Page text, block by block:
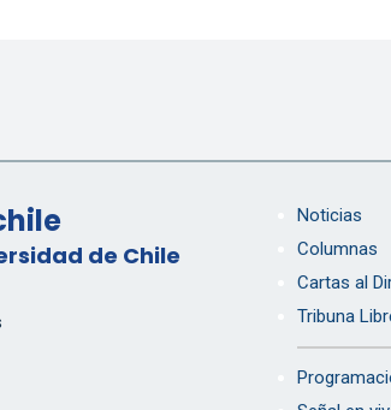
de Chile
Noticias
Columnas
Cartas al
Tribuna